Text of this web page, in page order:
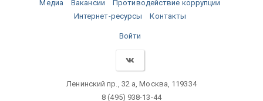
Медиа Вакансии
Противодействие коррупции
Интернет-ресурсы
Контакты
Войти
Ленинский пр., 32 а, Москва, 119334
8 (495) 938-13-44